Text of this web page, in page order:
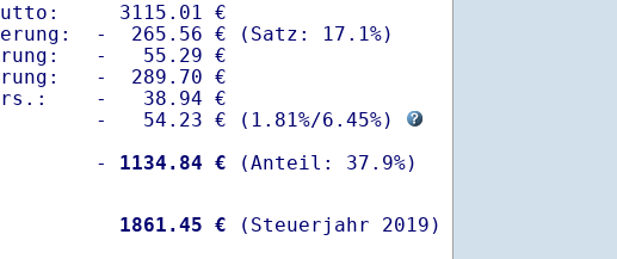
3115.01 €
-  265.56 € (Satz: 17.1%)
-   55.29 €
-  289.70 €
-   38.94 €
-   54.23 € ( 1.81%/6.45%)
-
1134.84 €
1861.45 € (Steuerjahr 2019)